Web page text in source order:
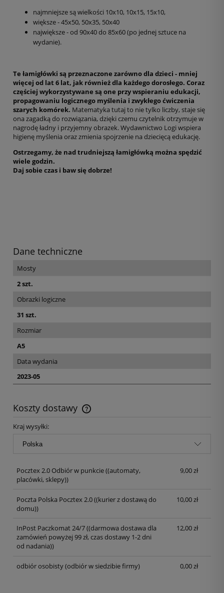
najmniejsze są wielkości 10x10, 10x15, 15x10,
większe - 45x50, 50x35, 50x40
największe - od 90x40 do 85x60 (po jednej sztuce na
wydanie).
Te łamigłówki są przeznaczone zarówno dla dzieci - mniej
więcej od lat 6 lat, jak również dla każdego dorosłego. Coraz
częściej wykorzystywane są one przy wspieraniu edukacji,
propagowaniu logicznego myślenia i zwykłego ćwiczenia
szarych komórek. Matematyka tutaj to nie tylko liczby, staje się
ona zagadką do rozwiązania, dzięki czemu czytelnik otrzymuje w
nagrodę ładny i przyjemny obrazek. Wydawnictwo Logi wspiera
higienę myślenia oraz zmienia spojrzenie na dziecięcą edukację.
Ostrzegamy, że nad trudniejszą łamigłówką można spędzić
wiele godzin.
Daj sobie czas i baw się dobrze!
Dane techniczne
Mosty
2 szt.
Obrazki logiczne
31 szt.
Rozmiar
A5
Data wydania
2023-05
Koszty dostawy
Kraj wysyłki:
Pocztex 2.0 Odbiór w punkcie((automaty,
placówki, sklepy))
9,00 zł
Poczta Polska Pocztex 2.0((kurier z dostawą do
domu))
10,00 zł
InPost Paczkomat 24/7((darmowa dostawa dla
zamówień powyżej 99 zł, czas dostawy 1-2 dni
od nadania))
12,00 zł
odbiór osobisty(odbiór w siedzibie firmy) 0,00 zł